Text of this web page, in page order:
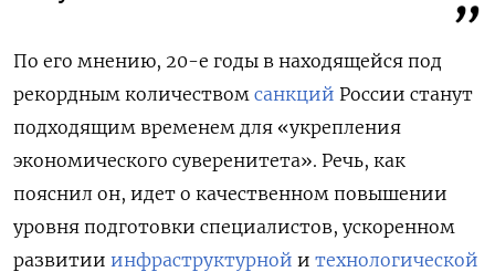
По его мнению, 20-е годы в находящейся под
рекордным количеством санкций России станут
подходящим временем для «укрепления
экономического суверенитета». Речь, как
пояснил он, идет о качественном повышении
уровня подготовки специалистов, ускоренном
развитии инфраструктурной и технологической